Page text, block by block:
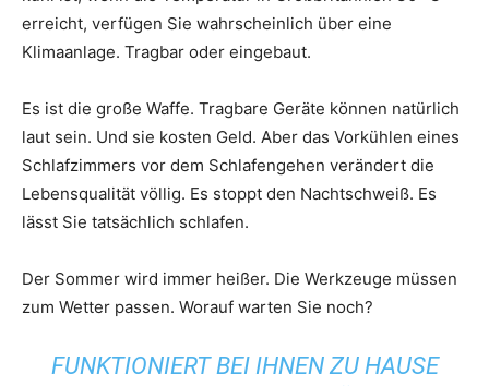
erreicht, verfügen Sie wahrscheinlich über eine
Klimaanlage. Tragbar oder eingebaut.
Es ist die große Waffe. Tragbare Geräte können natürlich
laut sein. Und sie kosten Geld. Aber das Vorkühlen eines
Schlafzimmers vor dem Schlafengehen verändert die
Lebensqualität völlig. Es stoppt den Nachtschweiß. Es
lässt Sie tatsächlich schlafen.
Der Sommer wird immer heißer. Die Werkzeuge müssen
zum Wetter passen. Worauf warten Sie noch?
FUNKTIONIERT BEI IHNEN ZU HAUSE